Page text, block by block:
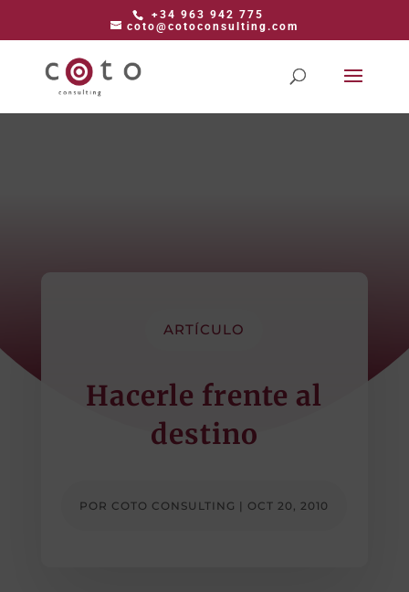
+34 963 942 775
coto@cotoconsulting.com
ARTÍCULO
Hacerle frente al
destino
POR COTO CONSULTING | OCT 20, 2010